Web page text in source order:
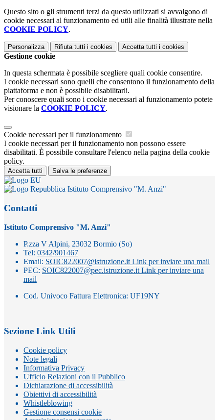
Questo sito o gli strumenti terzi da questo utilizzati si avvalgono di
cookie necessari al funzionamento ed utili alle finalità illustrate nella
COOKIE POLICY.
Personalizza Rifiuta tutti i cookies Accetta tutti i cookies
Gestione cookie
In questa schermata è possibile scegliere quali cookie consentire.
I cookie necessari sono quelli che consentono il funzionamento della
piattaforma e non è possibile disabilitarli.
Per conoscere quali sono i cookie necessari al funzionamento potete
visionare la COOKIE POLICY.
Cookie necessari per il funzionamento
I cookie necessari per il funzionamento non possono essere
disabilitati. È possibile consultare l'elenco nella pagina della cookie
policy.
Accetta tutti Salva le preferenze
Istituto Comprensivo "M. Anzi"
Contatti
Istituto Comprensivo "M. Anzi"
P.zza V Alpini, 23032 Bormio (So)
Tel: 0342/901467
Email: SOIC822007@istruzione.it Link per inviare una mail
PEC: SOIC822007@pec.istruzione.it Link per inviare una
mail
Cod. Univoco Fattura Elettronica: UF19NY
Sezione Link Utili
Cookie policy
Note legali
Informativa Privacy
Ufficio Relazioni con il Pubblico
Dichiarazione di accessibilità
Obiettivi di accessibilità
Whistleblowing
Gestione consensi cookie